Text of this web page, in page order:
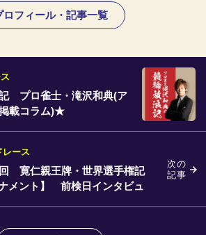
ロフィール・記事一覧
プロ雀士・滝沢和典(ア
載コラム)★
次の
記事
レース
回 寛仁親王牌・世界選手権記
メント】 前検日インタビュ